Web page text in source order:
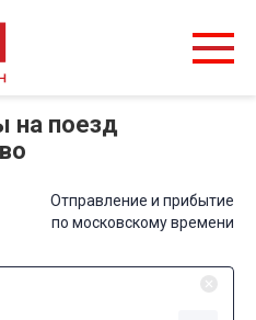
на поезд
Отправление и прибытие
по московскому времени